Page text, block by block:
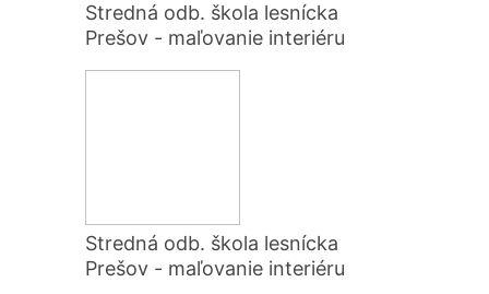
Stredná odb. škola lesnícka
Prešov - maľovanie interiéru
Stredná odb. škola lesnícka
Prešov - maľovanie interiéru